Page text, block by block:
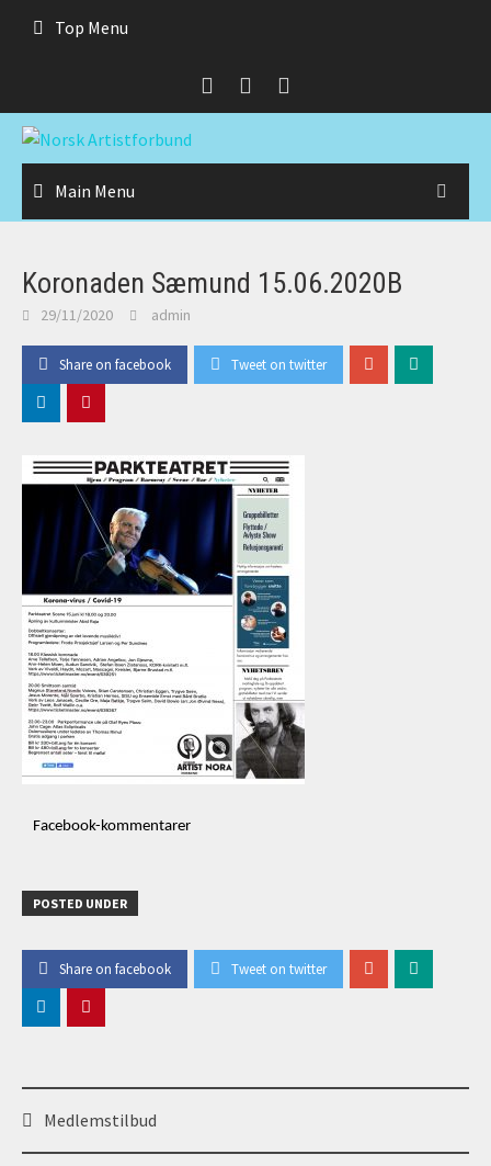
Top Menu
Main Menu
Koronaden Sæmund 15.06.2020B
29/11/2020 admin
Share on facebook Tweet on twitter
Facebook-kommentarer
POSTED UNDER
Share on facebook Tweet on twitter
Post
navigation
Medlemstilbud